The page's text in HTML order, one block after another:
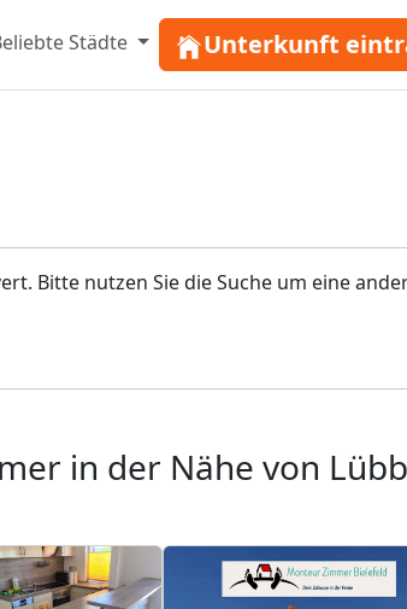
Städte Unterkunft
Bitte nutzen Sie die Suche um eine
in der Nähe von